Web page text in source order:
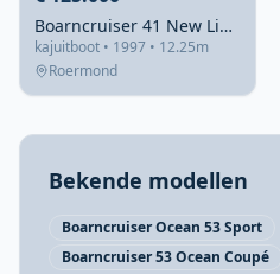
Boarncruiser 41 New Line 1997 – robuust stalen motorjacht
kajuitboot • 1997 • 12.25m
Roermond
Bekende modellen
Boarncruiser Ocean 53 Sport
Boarncruiser 53 Ocean Coupé